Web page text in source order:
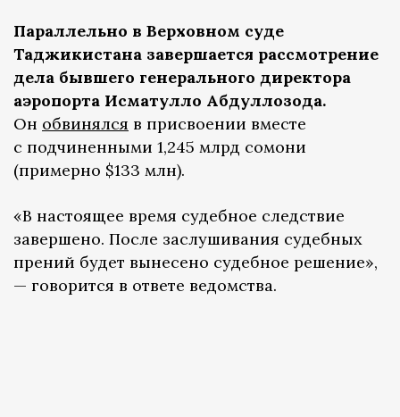
Параллельно в Верховном суде
Таджикистана завершается рассмотрение
дела бывшего генерального директора
аэропорта Исматулло Абдуллозода.
Он обвинялся в присвоении вместе
с подчиненными 1,245 млрд сомони
(примерно $133 млн).
«В настоящее время судебное следствие
завершено. После заслушивания судебных
прений будет вынесено судебное решение»,
— говорится в ответе ведомства.